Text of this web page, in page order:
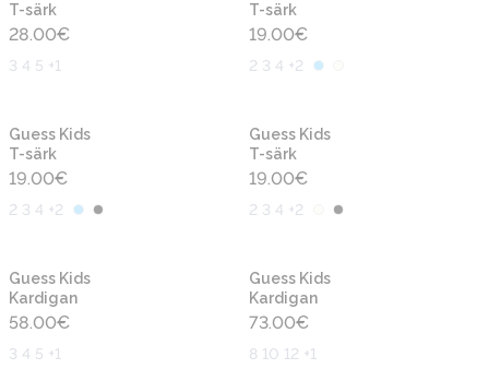
T-särk
28.00€
3 4 5 +1
T-särk
19.00€
2 3 4 +2
Guess Kids
T-särk
19.00€
2 3 4 +2
Guess Kids
T-särk
19.00€
2 3 4 +2
Guess Kids
Kardigan
58.00€
3 4 5 +1
Guess Kids
Kardigan
73.00€
8 10 12 +1